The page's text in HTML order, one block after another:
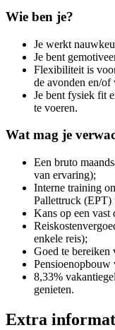
Wie ben je?
Je werkt
Je bent
Flexibiliteit is
de avonden en/of
Je bent fysiek fit
te voeren.
Wat mag je
Een bruto
van ervaring);
Interne training
Pallettruck (EPT)
Kans op een vast
enkele reis);
Goed te
Pensioenopbouw
8,33%
genieten.
Extra